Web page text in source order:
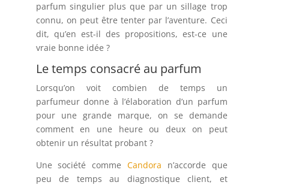
parfum singulier plus que par un sillage trop
connu, on peut être tenter par l’aventure. Ceci
dit, qu’en est-il des propositions, est-ce une
vraie bonne idée ?
Le temps consacré au parfum
Lorsqu’on voit combien de temps un
parfumeur donne à l’élaboration d’un parfum
pour une grande marque, on se demande
comment en une heure ou deux on peut
obtenir un résultat probant ?
Une société comme Candora n’accorde que
peu de temps au diagnostique client, et